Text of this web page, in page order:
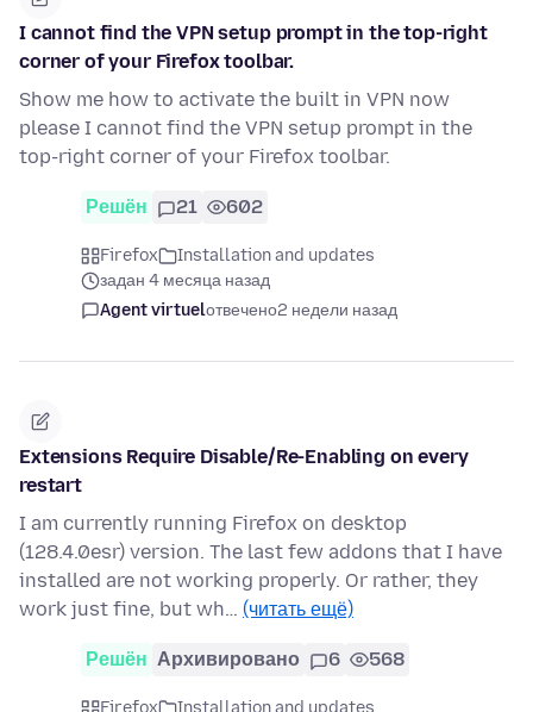
I cannot find the VPN setup prompt in the top-right
corner of your Firefox toolbar.
Show me how to activate the built in VPN now
please I cannot find the VPN setup prompt in the
top-right corner of your Firefox toolbar.
Решён 21 602
Firefox
Installation and updates
задан 4 месяца назад
Agent virtuelотвечено2 недели назад
Extensions Require Disable/Re-Enabling on every
restart
I am currently running Firefox on desktop
(128.4.0esr) version. The last few addons that I have
installed are not working properly. Or rather, they
work just fine, but wh… (читать ещё)
Решён Архивировано 6 568